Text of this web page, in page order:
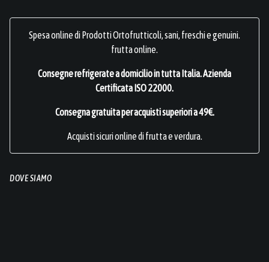
Spesa online di Prodotti Ortofrutticoli, sani, freschi e genuini.
frutta online.
Consegne refrigerate a domicilio in tutta Italia.Azienda
Certificata ISO 22000.
Consegna gratuita per acquisti superiori a 49€.
Acquisti sicuri online di frutta e verdura.
DOVE SIAMO